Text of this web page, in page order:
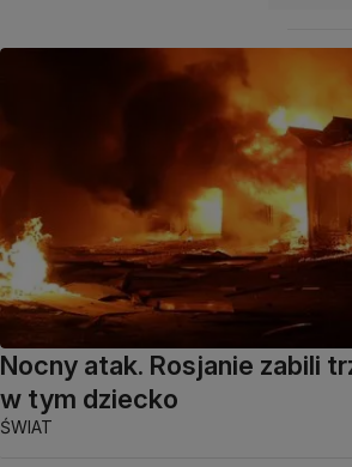
Nocny atak. Rosjanie zabili
w tym dziecko
ŚWIAT